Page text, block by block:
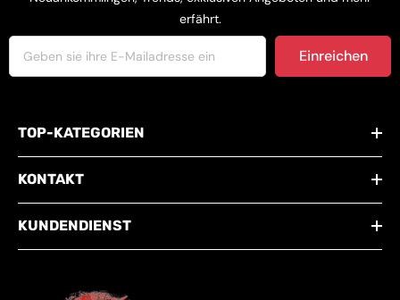
erfährt.
Einreichen
TOP-KATEGORIEN
KONTAKT
KUNDENDIENST